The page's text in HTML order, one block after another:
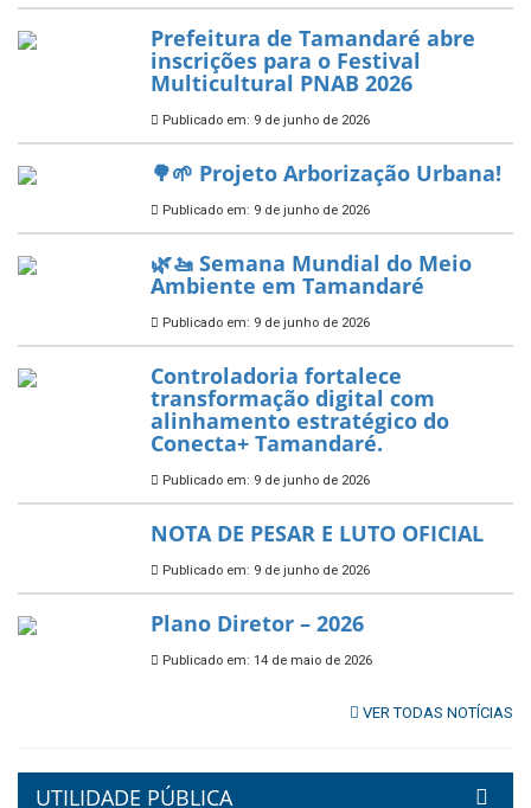
ÚLTIMAS NOTÍCIAS
Tamandaré conquista Selo
Diamante do Sebrae pelo
segundo ano consecutivo e
reafirma excelência no apoio ao
empreendedorismo.
Publicado em: 10 de junho de 2026
Prefeitura de Tamandaré busca
novos investimentos para
fortalecer a saúde pública do
município.
Publicado em: 10 de junho de 2026
Prefeitura de Tamandaré abre
inscrições para o Festival
Multicultural PNAB 2026
🌳🌱 Projeto Arborização Urbana!
🌿🚤 Semana Mundial do Meio
Publicado em: 9 de junho de 2026
Controladoria fortalece
transformação digital com